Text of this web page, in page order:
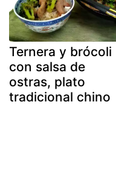
Ternera y brócoli
con salsa de
ostras, plato
tradicional chino